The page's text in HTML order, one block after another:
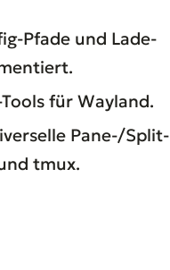
Pfade und Lade-
für Wayland.
Pane-/Split-
tmux.